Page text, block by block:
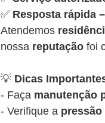
✅ Resposta rápida
Atendemos
nossa reputação foi
💡 Dicas
- Faça manutenção
- Verifique a pressão